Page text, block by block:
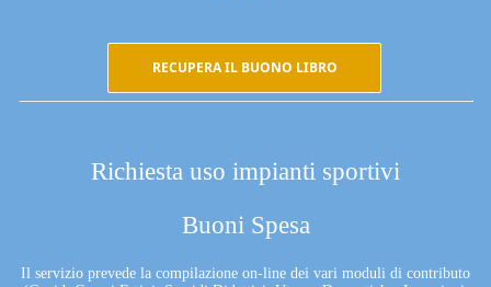
RECUPERA IL BUONO LIBRO
Richiesta uso impianti sportivi
Buoni Spesa
Il servizio prevede la compilazione on-line dei vari moduli di contributo